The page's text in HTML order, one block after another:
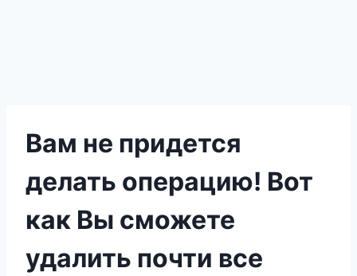
Вам не придется
делать операцию! Вот
как Вы сможете
удалить почти все